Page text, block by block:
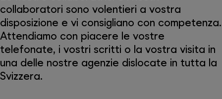
collaboratori sono volentieri a vostra
disposizione e vi consigliano con competenza.
Attendiamo con piacere le vostre
telefonate, i vostri scritti o la vostra visita in
una delle nostre agenzie dislocate in tutta la
Svizzera.